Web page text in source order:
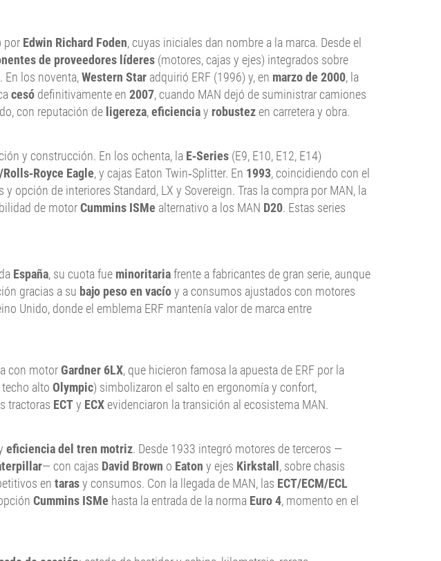
por Edwin Richard Foden, cuyas iniciales dan nombre a la marca. Desde el
de proveedores líderes (motores, cajas y ejes) integrados sobre
En los noventa,Western Star adquirió ERF (1996) y, en marzo de 2000, la
cesó definitivamente en 2007, cuando MAN dejó de suministrar camiones
con reputación de ligereza,eficienciay robustez en carretera y obra.
y construcción. En los ochenta, la E‑Series (E9, E10, E12, E14)
Eagle, y cajas Eaton Twin‑Splitter. En 1993, coincidiendo con el
opción de interiores Standard, LX y Sovereign. Tras la compra por MAN, la
de motorCummins ISMe alternativo a los MAN D20. Estas series
España, su cuota fue minoritariafrente a fabricantes de gran serie, aunque
gracias a su bajo peso en vacíoy a consumos ajustados con motores
Unido, donde el emblema ERF mantenía valor de marca entre
con motorGardner 6LX, que hicieron famosa la apuesta de ERF por la
alto Olympic) simbolizaron el salto en ergonomía y confort,
tractoras ECTy ECX evidenciaron la transición al ecosistema MAN.
eficiencia del tren motriz. Desde 1933 integró motores de terceros —
— con cajas David Brown o Eaton y ejes Kirkstall , sobre chasis
en tarasy consumos. Con la llegada de MAN, las ECT/ECM/ECL
Cummins ISMe hasta la entrada de la norma Euro 4, momento en el